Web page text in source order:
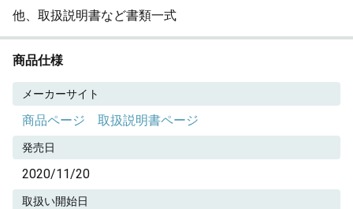
他、取扱説明書など書類一式
商品仕様
メーカーサイト
商品ページ 取扱説明書ページ
発売日
2020/11/20
取扱い開始日